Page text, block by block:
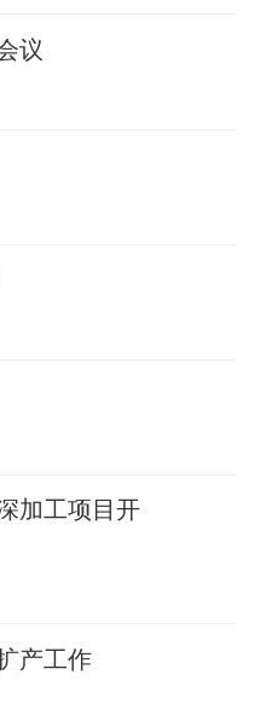
议
加工项目开
产工作